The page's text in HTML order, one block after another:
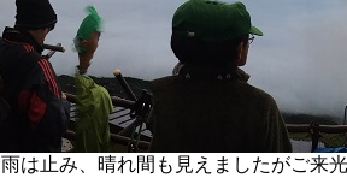
雨は止み、晴れ間も見えましたがご来